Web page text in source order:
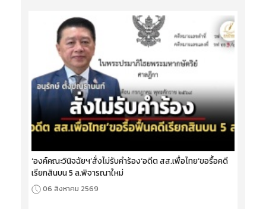
‘องค์คณะวินิจฉัยฯ’สั่งไม่รับคำร้อง‘อดีต สส.เพื่อไทย’ขอรื้อคดี
เรียกสินบน 5 ล.พิจารณาใหม่
06 สิงหาคม 2569